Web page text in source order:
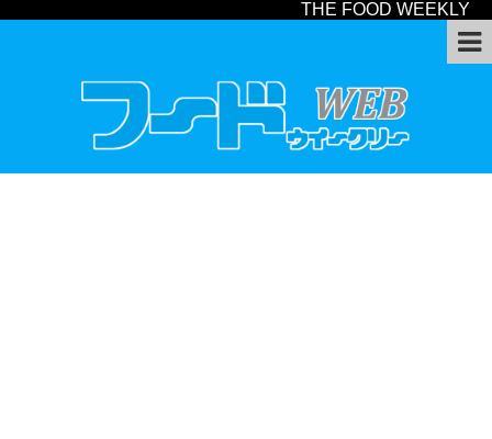
THE FOOD WEEKLY